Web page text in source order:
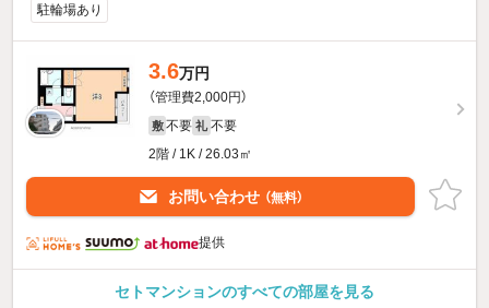
駐輪場あり
3.6万円
（管理費2,000円）
敷 不要 礼 不要
2階 / 1K / 26.03㎡
お問い合わせ （無料）
提供
セトマンションのすべての部屋を見る